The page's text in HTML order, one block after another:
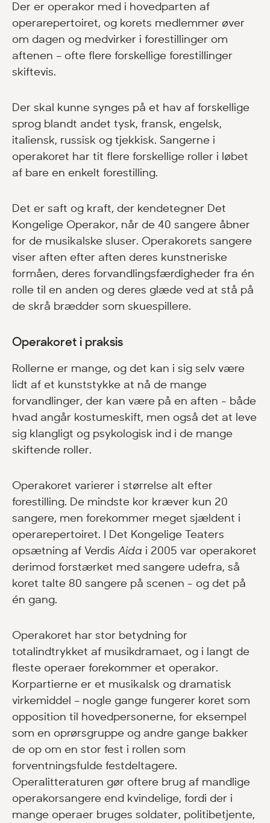
Der er operakor med i hovedparten af
operarepertoiret, og korets medlemmer øver
om dagen og medvirker i forestillinger om
aftenen – ofte flere forskellige forestillinger
skiftevis.
Der skal kunne synges på et hav af forskellige
sprog blandt andet tysk, fransk, engelsk,
italiensk, russisk og tjekkisk. Sangerne i
operakoret har tit flere forskellige roller i løbet
af bare en enkelt forestilling.
Det er saft og kraft, der kendetegner Det
Kongelige Operakor, når de 40 sangere åbner
for de musikalske sluser. Operakorets sangere
viser aften efter aften deres kunstneriske
formåen, deres forvandlingsfærdigheder fra én
rolle til en anden og deres glæde ved at stå på
de skrå brædder som skuespillere.
Operakoret i praksis
Rollerne er mange, og det kan i sig selv være
lidt af et kunststykke at nå de mange
forvandlinger, der kan være på en aften - både
hvad angår kostumeskift, men også det at leve
sig klangligt og psykologisk ind i de mange
skiftende roller.
Operakoret varierer i størrelse alt efter
forestilling. De mindste kor kræver kun 20
sangere, men forekommer meget sjældent i
operarepertoiret. I Det Kongelige Teaters
opsætning af Verdis Aida i 2005 var operakoret
derimod forstærket med sangere udefra, så
koret talte 80 sangere på scenen - og det på
én gang.
Operakoret har stor betydning for
totalindtrykket af musikdramaet, og i langt de
fleste operaer forekommer et operakor.
Korpartierne er et musikalsk og dramatisk
virkemiddel – nogle gange fungerer koret som
opposition til hovedpersonerne, for eksempel
som en oprørsgruppe og andre gange bakker
de op om en stor fest i rollen som
forventningsfulde festdeltagere.
Operalitteraturen gør oftere brug af mandlige
operakorsangere end kvindelige, fordi der i
mange operaer bruges soldater, politibetjente,